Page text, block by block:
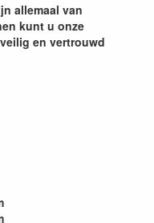
allemaal van
kunt u onze
en vertrouwd